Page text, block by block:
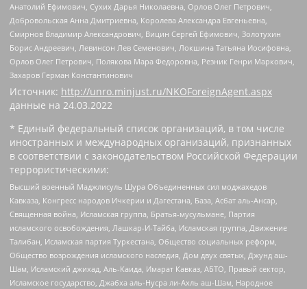
Анатолий Ефимович, Сухих Дарья Николаевна, Орлов Олег Петрович,
Добровольская Анна Дмитриевна, Королева Александра Евгеньевна,
Смирнов Владимир Александрович, Вицин Сергей Ефимович, Золотухин
Борис Андреевич, Левинсон Лев Семенович, Локшина Татьяна Иосифовна,
Орлов Олег Петрович, Полякова Мара Федоровна, Резник Генри Маркович,
Захаров Герман Константинович
Источник: http://unro.minjust.ru/NKOForeignAgent.aspx
данные на 24.03.2022
* Единый федеральный список организаций, в том числе
иностранных и международных организаций, признанных
в соответствии с законодательством Российской Федерации
террористическими:
Высший военный Маджлисуль Шура Объединенных сил моджахедов
Кавказа, Конгресс народов Ичкерии и Дагестана, База, Асбат аль-Ансар,
Священная война, Исламская группа, Братья-мусульмане, Партия
исламского освобождения, Лашкар-И-Тайба, Исламская группа, Движение
Талибан, Исламская партия Туркестана, Общество социальных реформ,
Общество возрождения исламского наследия, Дом двух святых, Джунд аш-
Шам, Исламский джихад, Аль-Каида, Имарат Кавказ, АБТО, Правый сектор,
Исламское государство, Джабха аль-Нусра ли-Ахль аш-Шам, Народное